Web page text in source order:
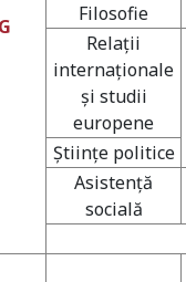
Filosofie
Relaţii
internaţionale
şi studii
europene
Ştiinţe politice
Asistenţă
socială